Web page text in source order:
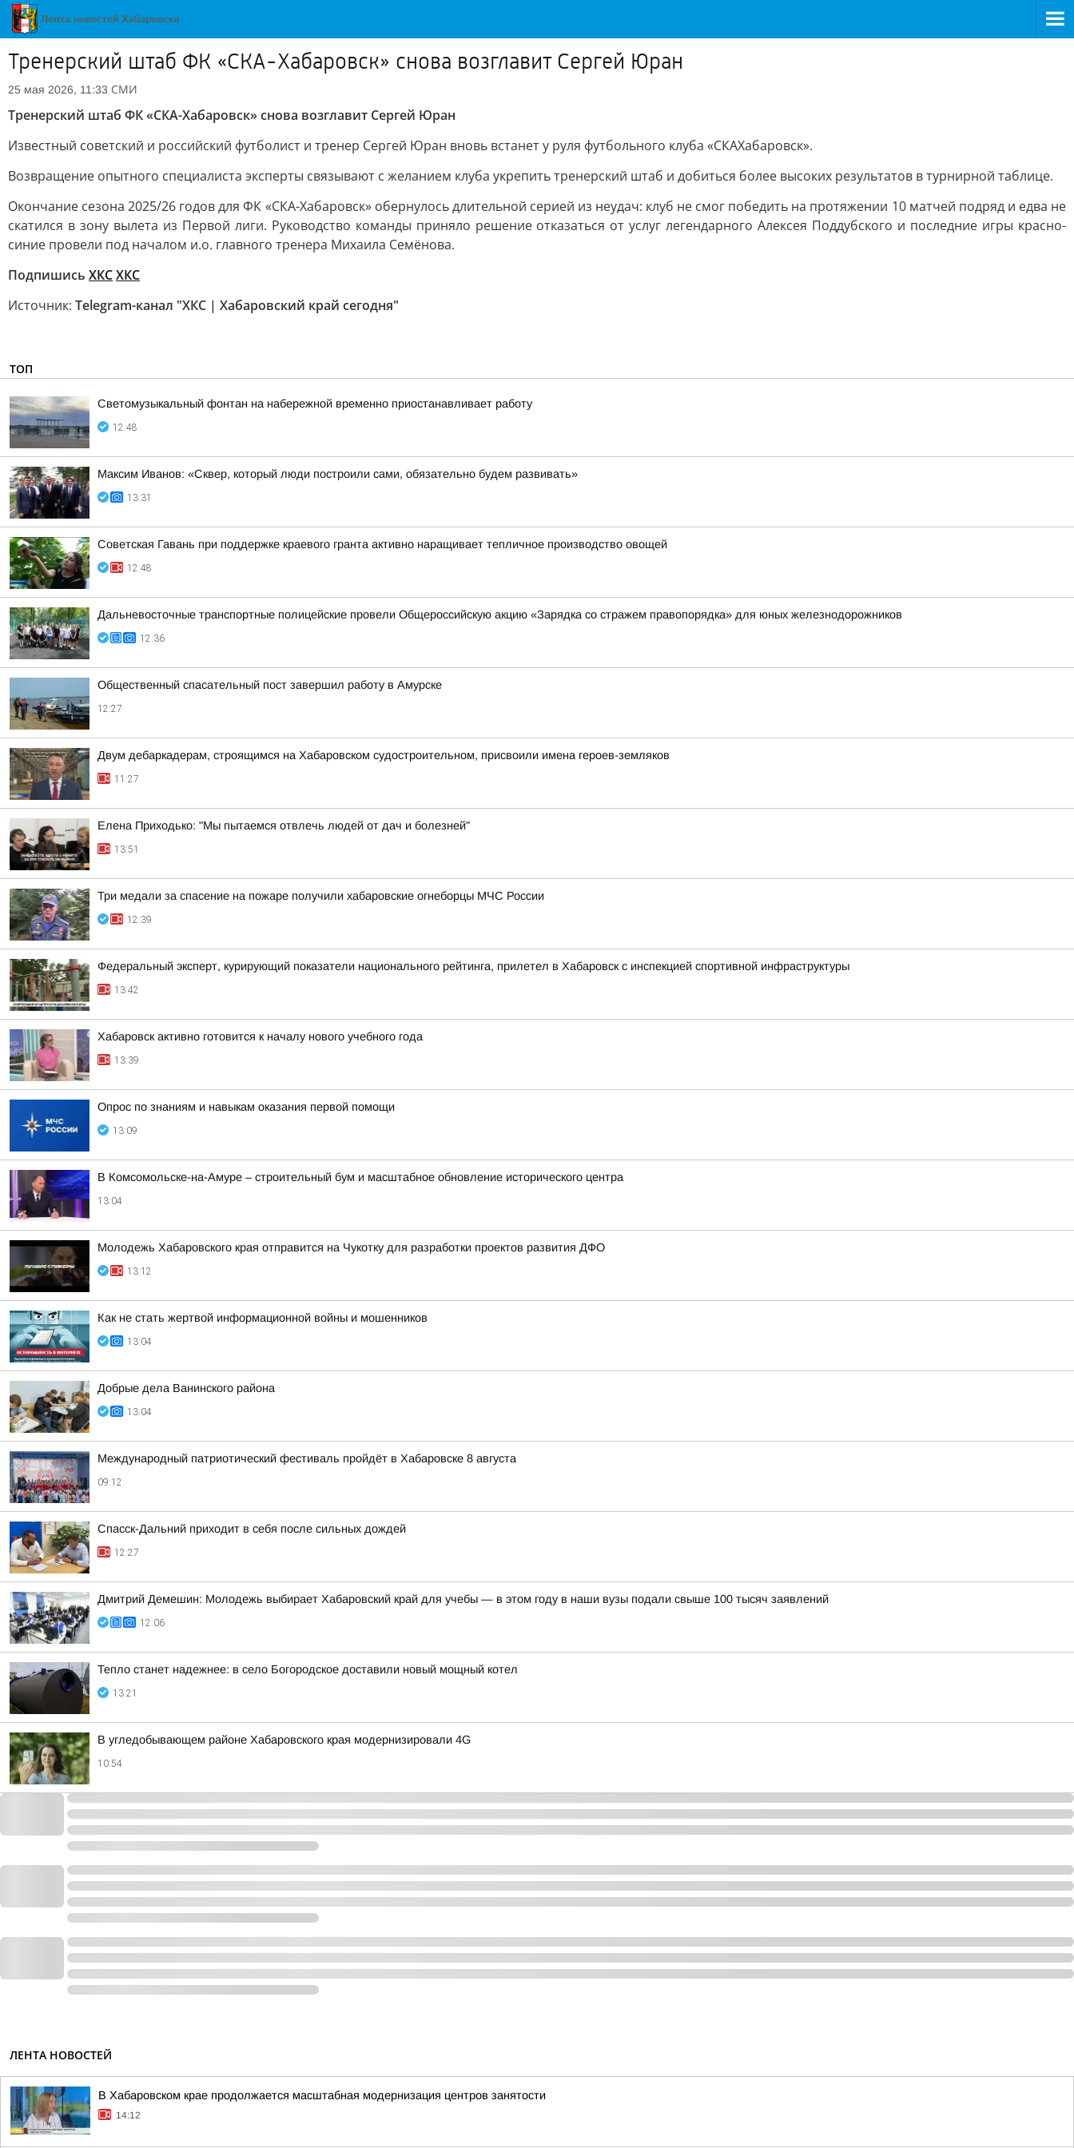
Тренерский штаб ФК «СКА-Хабаровск» снова возглавит Сергей Юран
25 мая 2026, 11:33 СМИ
Тренерский штаб ФК «СКА-Хабаровск» снова возглавит Сергей Юран
Известный советский и российский футболист и тренер Сергей Юран вновь встанет у руля футбольного клуба «СКАХабаровск».
Возвращение опытного специалиста эксперты связывают с желанием клуба укрепить тренерский штаб и добиться более высоких результатов в турнирной таблице.
Окончание сезона 2025/26 годов для ФК «СКА-Хабаровск» обернулось длительной серией из неудач: клуб не смог победить на протяжении 10 матчей подряд и едва не
скатился в зону вылета из Первой лиги. Руководство команды приняло решение отказаться от услуг легендарного Алексея Поддубского и последние игры красно-
синие провели под началом и.о. главного тренера Михаила Семёнова.
Подпишись ХКСХКС
Источник: Telegram-канал "ХКС | Хабаровский край сегодня"
ТОП
Светомузыкальный фонтан на набережной временно приостанавливает работу
12:48
Максим Иванов: «Сквер, который люди построили сами, обязательно будем развивать»
13:31
Советская Гавань при поддержке краевого гранта активно наращивает тепличное производство овощей
12:48
Дальневосточные транспортные полицейские провели Общероссийскую акцию «Зарядка со стражем правопорядка» для юных железнодорожников
12:36
Общественный спасательный пост завершил работу в Амурске
12:27
Двум дебаркадерам, строящимся на Хабаровском судостроительном, присвоили имена героев-земляков
11:27
Елена Приходько: "Мы пытаемся отвлечь людей от дач и болезней"
13:51
Три медали за спасение на пожаре получили хабаровские огнеборцы МЧС России
12:39
Федеральный эксперт, курирующий показатели национального рейтинга, прилетел в Хабаровск с инспекцией спортивной инфраструктуры
13:42
Хабаровск активно готовится к началу нового учебного года
13:39
Опрос по знаниям и навыкам оказания первой помощи
13:09
В Комсомольске-на-Амуре – строительный бум и масштабное обновление исторического центра
13:04
Молодежь Хабаровского края отправится на Чукотку для разработки проектов развития ДФО
13:12
Как не стать жертвой информационной войны и мошенников
13:04
Добрые дела Ванинского района
13:04
Международный патриотический фестиваль пройдёт в Хабаровске 8 августа
09:12
Спасск-Дальний приходит в себя после сильных дождей
12:27
Дмитрий Демешин: Молодежь выбирает Хабаровский край для учебы — в этом году в наши вузы подали свыше 100 тысяч заявлений
12:06
Тепло станет надежнее: в село Богородское доставили новый мощный котел
13:21
В угледобывающем районе Хабаровского края модернизировали 4G
10:54
ЛЕНТА НОВОСТЕЙ
В Хабаровском крае продолжается масштабная модернизация центров занятости
14:12